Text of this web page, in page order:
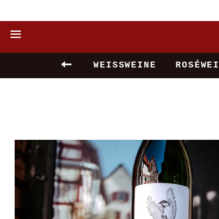
ZURÜCK ZUR SEITEN-
WEISSWEINE